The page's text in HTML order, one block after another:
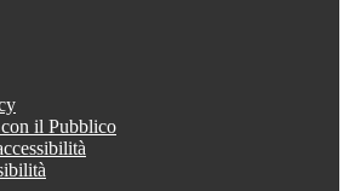
il Pubblico